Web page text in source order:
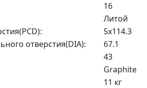
16
Литой
5x114.3
отверстия(DIA):
67.1
43
Graphite
11 кг